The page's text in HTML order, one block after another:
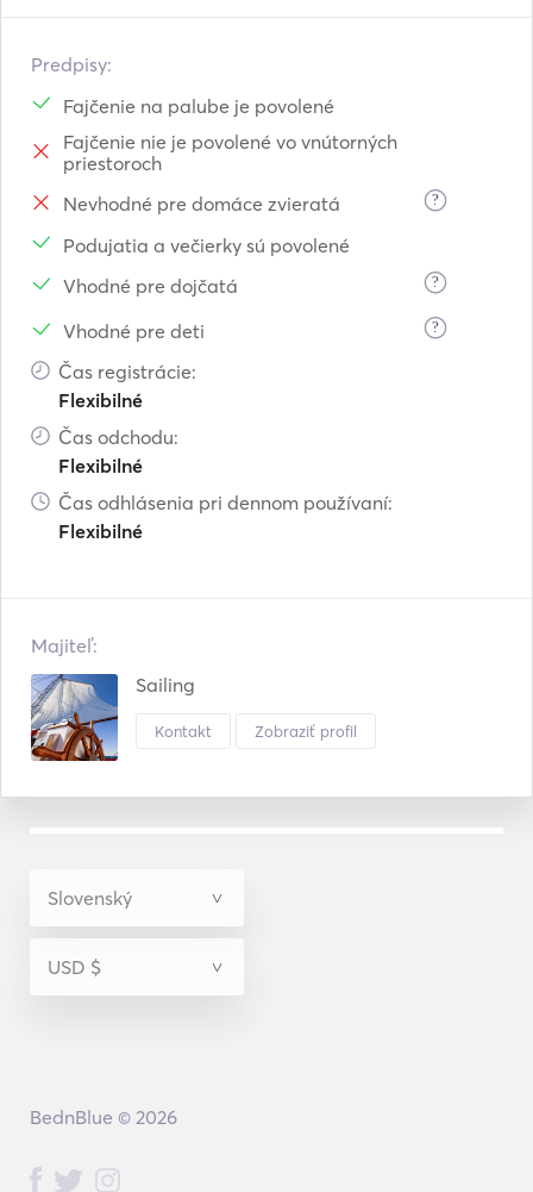
Predpisy:
Fajčenie na palube je povolené
Fajčenie nie je povolené vo vnútorných
priestoroch
Nevhodné pre domáce zvieratá
?
Podujatia a večierky sú povolené
Vhodné pre dojčatá
?
Vhodné pre deti ?
Čas registrácie:
Flexibilné
Čas odchodu:
Flexibilné
Čas odhlásenia pri dennom používaní:
Flexibilné
Majiteľ:
Sailing
Kontakt Zobraziť profil
BednBlue © 2026